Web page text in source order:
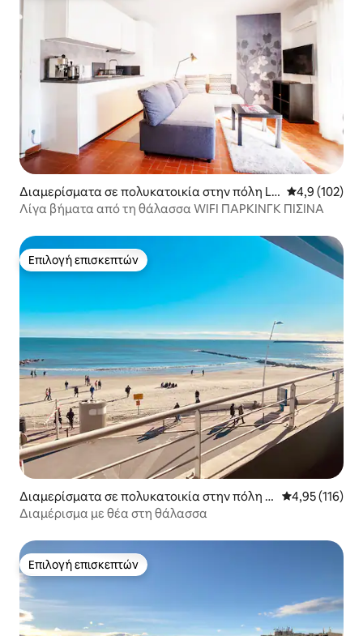
Διαμερίσματα σε πολυκατοικία στην πόλη La
Grande-Motte
Μέση
4,9 (102)
Λίγα βήματα από τη θάλασσα WIFI ΠΑΡΚΙΝΓΚ ΠΙΣΙΝΑ
Επιλογή επισκεπτών
Επιλογή επισκεπτών
Διαμερίσματα σε πολυκατοικία στην πόλη P
alavas-les-Flots
Μέση
4,95 (116)
Διαμέρισμα με θέα στη θάλασσα
Επιλογή επισκεπτών
Επιλογή επισκεπτών